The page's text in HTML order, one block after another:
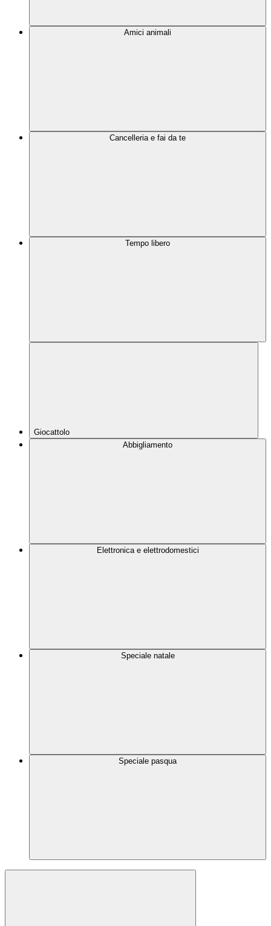
Amici animali
Cancelleria e fai da te
Tempo libero
Giocattolo
Abbigliamento
Elettronica e elettrodomestici
Speciale natale
Speciale pasqua